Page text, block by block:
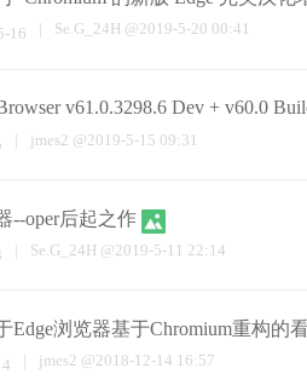
16 | Se.G_24H @2019-5-20 00:41
v61.0.3298.6 Dev + v60.0
| jmes2 @2019-5-15 09:31
--oper后起之作
| Se.G_24H @2019-5-11 22:14
Edge浏览器基于Chromium重构的
| jmes2 @2018-12-14 16:57